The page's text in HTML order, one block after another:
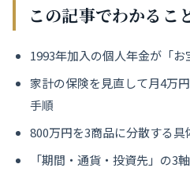
この記事でわかるこ
1993年加入の個人年金が「
家計の保険を見直して月4万
手順
800万円を3商品に分散する
「期間・通貨・投資先」の3